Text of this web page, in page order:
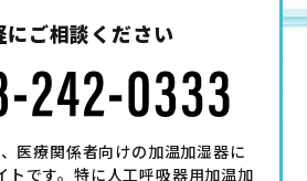
にご相談ください
医療関係者向けの加温加湿器に
トです。特に人工呼吸器用加温加